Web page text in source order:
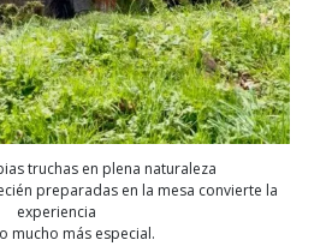
truchas en plena naturaleza
preparadas en la mesa convierte la
experiencia
mucho más especial.